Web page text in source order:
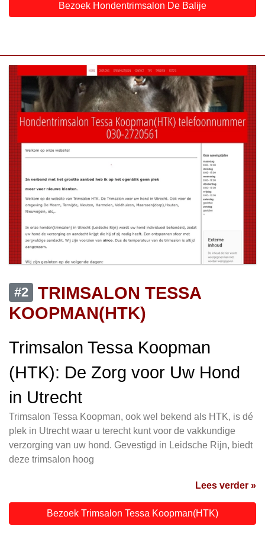
Bezoek Hondentrimsalon De Balije
#2
TRIMSALON TESSA
KOOPMAN(HTK)
Trimsalon Tessa Koopman
(HTK): De Zorg voor Uw Hond
in Utrecht
Trimsalon Tessa Koopman, ook wel bekend als HTK, is dé
plek in Utrecht waar u terecht kunt voor de vakkundige
verzorging van uw hond. Gevestigd in Leidsche Rijn, biedt
deze trimsalon hoog
Lees verder »
Bezoek Trimsalon Tessa Koopman(HTK)